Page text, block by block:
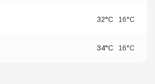
32°C 16°C
34°C 16°C